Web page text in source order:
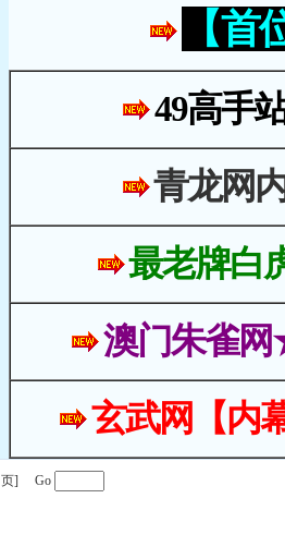
【
49高手
青龙网
最老牌白
澳门朱雀
玄武网【内
页] Go